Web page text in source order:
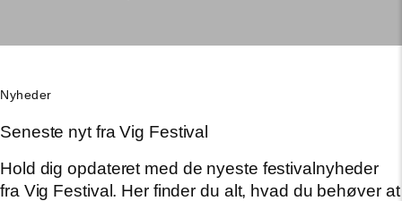
Nyheder
Seneste nyt fra Vig Festival
Hold dig opdateret med de nyeste festivalnyheder
fra Vig Festival. Her finder du alt, hvad du behøver at